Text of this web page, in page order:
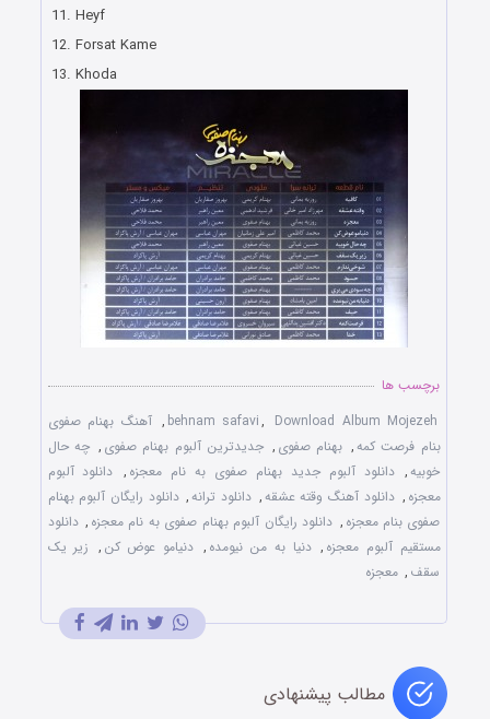
11. Heyf
12. Forsat Kame
13. Khoda
برچسب ها
behnam safavi, Download Album Mojezeh
, آهنگ بهنام صفوی
بنام فرصت کمه, بهنام صفوی , جدیدترین آلبوم بهنام صفوی , چه حال
خوبیه, دانلود آلبوم جدید بهنام صفوی به نام معجزه , دانلود آلبوم
معجزه , دانلود آهنگ وقته عشقه, دانلود ترانه, دانلود رایگان آلبوم بهنام
صفوی بنام معجزه , دانلود رایگان آلبوم بهنام صفوی به نام معجزه , دانلود
مستقیم آلبوم معجزه , دنیا به من نیومده , دنیامو عوض کن , زیر یک
سقف , معجزه
مطالب پیشنهادی